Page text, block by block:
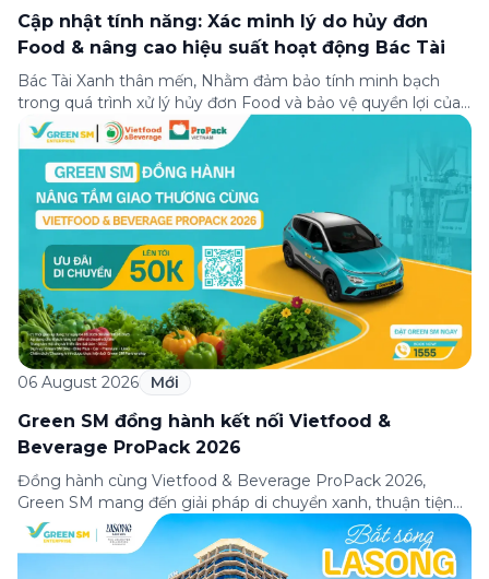
Cập nhật tính năng: Xác minh lý do hủy đơn
Food & nâng cao hiệu suất hoạt động Bác Tài
Bác Tài Xanh thân mến, Nhằm đảm bảo tính minh bạch
trong quá trình xử lý hủy đơn Food và bảo vệ quyền lợi của
Bác Tài khi khai báo đúng thực tế, Green SM triển khai
chính sách xác minh lý do hủy đơn Food đối với một số
trường hợp hủy đơn như […]
06 August 2026 Mới
Green SM đồng hành kết nối Vietfood &
Beverage ProPack 2026
Đồng hành cùng Vietfood & Beverage ProPack 2026,
Green SM mang đến giải pháp di chuyển xanh, thuận tiện
và chuyên nghiệp cho khách tham quan, doanh nghiệp
cùng các đối tác trong suốt thời gian diễn ra triển lãm. Sự
hợp tác góp phần nâng cao trải nghiệm tham dự, kết nối